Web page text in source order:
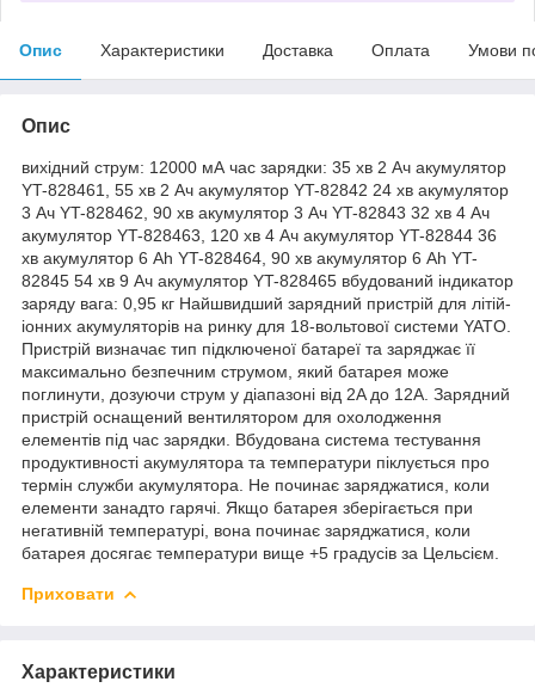
Опис Характеристики Доставка Оплата Умови
Опис
вихідний струм: 12000 мА час зарядки: 35 хв 2 Ач акумулятор
YT-828461, 55 хв 2 Ач акумулятор YT-82842 24 хв акумулятор
3 Ач YT-828462, 90 хв акумулятор 3 Ач YT-82843 32 хв 4 Ач
акумулятор YT-828463, 120 хв 4 Ач акумулятор YT-82844 36
хв акумулятор 6 Ah YT-828464, 90 хв акумулятор 6 Ah YT-
82845 54 хв 9 Ач акумулятор YT-828465 вбудований індикатор
заряду вага: 0,95 кг Найшвидший зарядний пристрій для літій-
іонних акумуляторів на ринку для 18-вольтової системи YATO.
Пристрій визначає тип підключеної батареї та заряджає її
максимально безпечним струмом, який батарея може
поглинути, дозуючи струм у діапазоні від 2A до 12A. Зарядний
пристрій оснащений вентилятором для охолодження
елементів під час зарядки. Вбудована система тестування
продуктивності акумулятора та температури піклується про
термін служби акумулятора. Не починає заряджатися, коли
елементи занадто гарячі. Якщо батарея зберігається при
негативній температурі, вона починає заряджатися, коли
батарея досягає температури вище +5 градусів за Цельсієм.
Приховати
Характеристики